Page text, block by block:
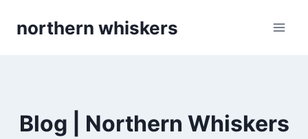
northern whiskers
Blog | Northern Whiskers